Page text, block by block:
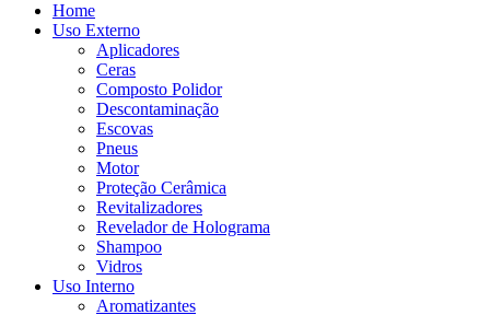
Home
Uso Externo
Aplicadores
Ceras
Composto Polidor
Descontaminação
Escovas
Pneus
Motor
Proteção Cerâmica
Revitalizadores
Revelador de Holograma
Shampoo
Vidros
Uso Interno
Aromatizantes